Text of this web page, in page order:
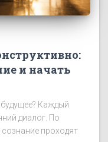
и начать
Каждый
диалог. По
проходят